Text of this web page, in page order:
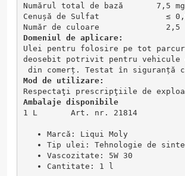
Numărul total de bază       7,5 mg
Cenușă de Sulfat              ≤
Număr de culoare
Domeniul de aplicare:
Ulei pentru folosire pe tot
deosebit potrivit pentru
din comerț. Testat în siguranță
Mod de utilizare:
Respectaţi prescripţiile de
Ambalaje disponibile
1 L       Art. nr. 21814
Marcă: Liqui Moly
Tip ulei: Tehnologie de
Vascozitate: 5W 30
Cantitate: 1 l